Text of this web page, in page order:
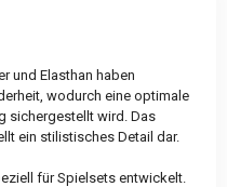
und Elasthan haben
wodurch eine optimale
sichergestellt wird. Das
ein stilistisches Detail dar.
für Spielsets entwickelt.